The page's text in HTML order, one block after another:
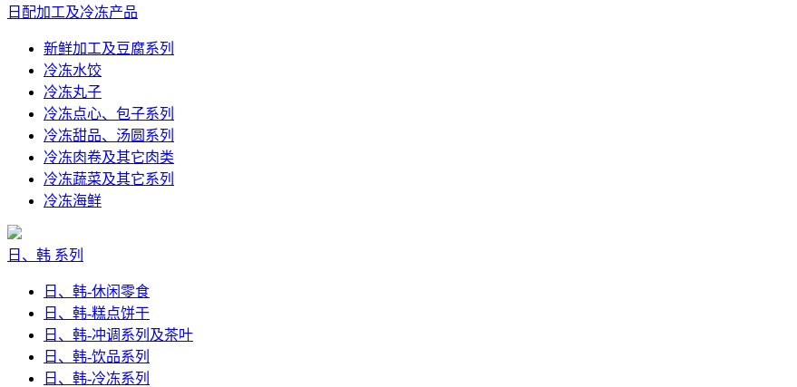
日配加工及冷冻产品
新鲜加工及豆腐系列
冷冻水饺
冷冻丸子
冷冻点心、包子系列
冷冻甜品、汤圆系列
冷冻肉卷及其它肉类
冷冻蔬菜及其它系列
冷冻海鲜
日、韩 系列
日、韩-休闲零食
日、韩-糕点饼干
日、韩-冲调系列及茶叶
日、韩-饮品系列
日、韩-冷冻系列